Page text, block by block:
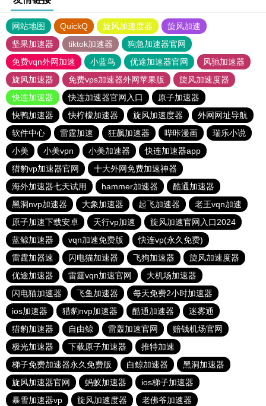
网站地图 QuickQ 旋风加速度器
旋风加速
坚果加速器
tiktok加速器
狗急加速器官网
免费vqn外网加速
小蓝鸟 优途加速器官网
风驰加速器
旋风加速器
免费vps加速器外网苹果版
旋风加速度器
快连加速器
快连加速器官网入口
原子加速器
快鸭加速器
快柠檬加速器 旋风加速度器
外网网址导航
软件中心
雷霆加速 狂飙加速器 哔咔漫画
瑞乐小说
小美
小美vpn 小美加速器
快连加速器app
猎豹vp加速器官网
十大外网免费加速神器
海外加速器七天试用
hammer加速器
酷通加速器
黑洞nvp加速器
大象加速器 起飞加速器
老王vqn加速
原子加速下载安卓
天行vp加速
旋风加速官网入口2024
蓝鲸加速器
vqn加速免费版
快连vp(永久免费)
雷霆加器速
闪电猫加速器 飞狗加速器
旋风加速度器
优途加速器
雷霆vqn加速官网
大机场加速器
闪电猫加速器
飞鱼加速器
每天免费2小时加速器
ios加速器
猎豹nvp加速器 酷通加速器
迷雾通
猎豹加速器
自由鲸 雷轰加速官网
赔钱机场官网
极光加速器
下载原子加速器
推特加速
梯子免费加速器永久免费版
白鲸加速器
黑洞加速器
旋风加速器官网
蚂蚁加速器
ios梯子加速器
暴雪加速器vp
旋风加速度器 老佛爷加速器